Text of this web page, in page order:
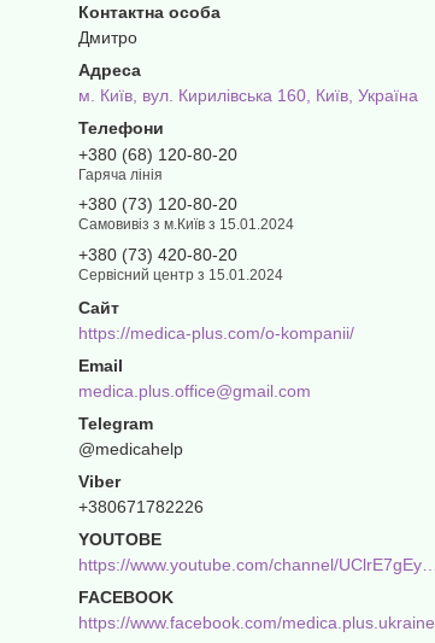
Дмитро
м. Київ, вул. Кирилівська 160, Київ, Україна
+380 (68) 120-80-20
Гаряча лінія
+380 (73) 120-80-20
Самовивіз з м.Київ з 15.01.2024
+380 (73) 420-80-20
Сервісний центр з 15.01.2024
https://medica-plus.com/o-kompanii/
medica.plus.office@gmail.com
@medicahelp
+380671782226
YOUTOBE
FACEBOOK
https://www.facebook.com/medica.plus.ukraine